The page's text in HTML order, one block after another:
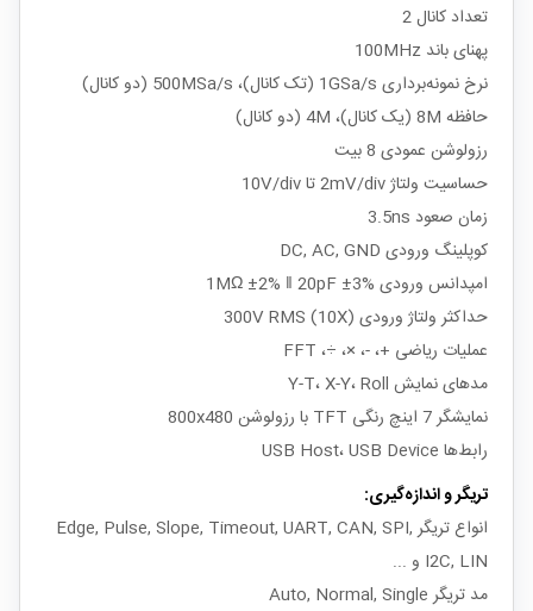
تعداد کانال 2
پهنای باند 100MHz
نرخ نمونه‌برداری 1GSa/s (تک کانال)، 500MSa/s (دو کانال)
حافظه 8M (یک کانال)، 4M (دو کانال)
رزولوشن عمودی 8 بیت
حساسیت ولتاژ 2mV/div تا 10V/div
زمان صعود 3.5ns
کوپلینگ ورودی DC, AC, GND
امپدانس ورودی 1MΩ ±2% ‖ 20pF ±3%
حداکثر ولتاژ ورودی 300V RMS (10X)
عملیات ریاضی +، -، ×، ÷، FFT
مدهای نمایش Y-T، X-Y، Roll
نمایشگر 7 اینچ رنگی TFT با رزولوشن 800x480
رابط‌ها USB Host، USB Device
تریگر و اندازه‌گیری:
انواع تریگر Edge, Pulse, Slope, Timeout, UART, CAN, SPI,
I2C, LIN و ...
مد تریگر Auto, Normal, Single